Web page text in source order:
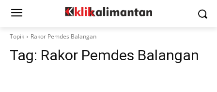
Topik Rakor Pemdes Balangan
Tag: Rakor Pemdes Balangan